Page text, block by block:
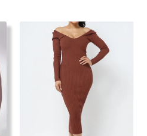
Vestidos
Yaritza-